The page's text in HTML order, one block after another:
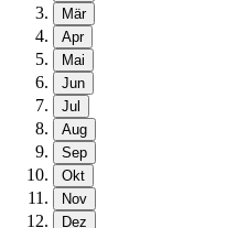
Mär
Apr
Mai
Jun
Jul
Aug
Sep
Okt
Nov
Dez